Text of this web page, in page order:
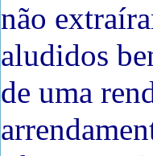
não
aludidos
de uma